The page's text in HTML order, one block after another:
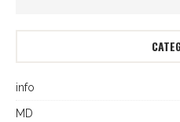
info
MD